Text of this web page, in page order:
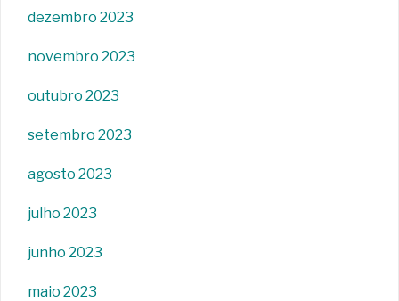
dezembro 2023
novembro 2023
outubro 2023
setembro 2023
agosto 2023
julho 2023
junho 2023
maio 2023